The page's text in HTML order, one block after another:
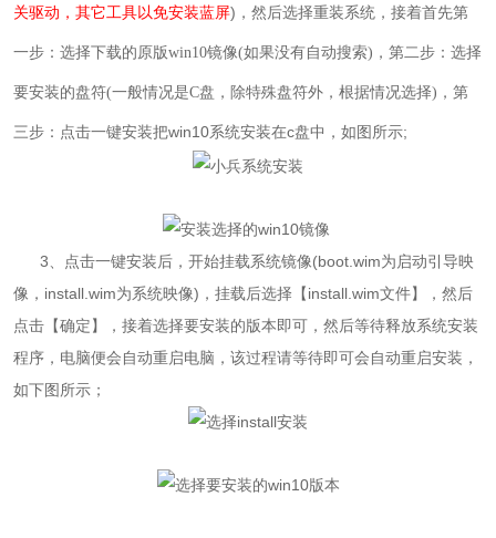
关驱动，其它工具以免安装蓝屏)，然后选择重装系统，接着首先第
一步：选择下载的原版win10镜像(如果没有自动搜索)，第二步：选择
要安装的盘符(一般情况是C盘，除特殊盘符外，根据情况选择) ，第
三步：点击一键安装把win10系统安装在c盘中，如图所示;
3、点击一键安装后，开始挂载系统镜像(boot.wim为启动引导映
像，install.wim为系统映像)，挂载后选择【install.wim文件】，然后
点击【确定】，接着选择要安装的版本即可，然后等待释放系统安装
程序，电脑便会自动重启电脑，该过程请等待即可会自动重启安装，
如下图所示；